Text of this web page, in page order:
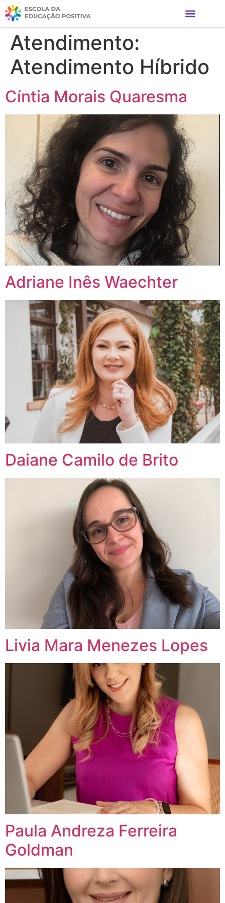
Atendimento:
Atendimento Híbrido
Cíntia Morais Quaresma
Adriane Inês Waechter
Daiane Camilo de Brito
Livia Mara Menezes Lopes
Paula Andreza Ferreira
Goldman